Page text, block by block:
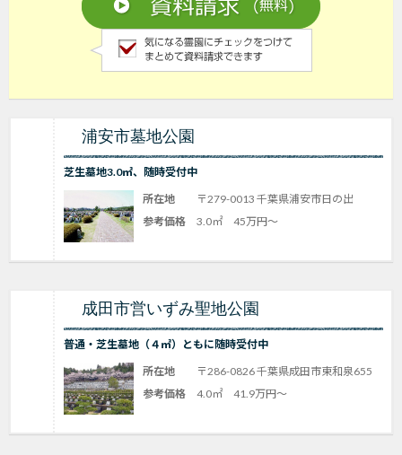
浦安市墓地公園
芝生墓地3.0㎡、随時受付中
所在地
〒279-0013 千葉県浦安市日の出
参考価格
3.0㎡ 45万円～
成田市営いずみ聖地公園
普通・芝生墓地（４㎡）ともに随時受付中
所在地
〒286-0826 千葉県成田市東和泉655
参考価格
4.0㎡ 41.9万円～